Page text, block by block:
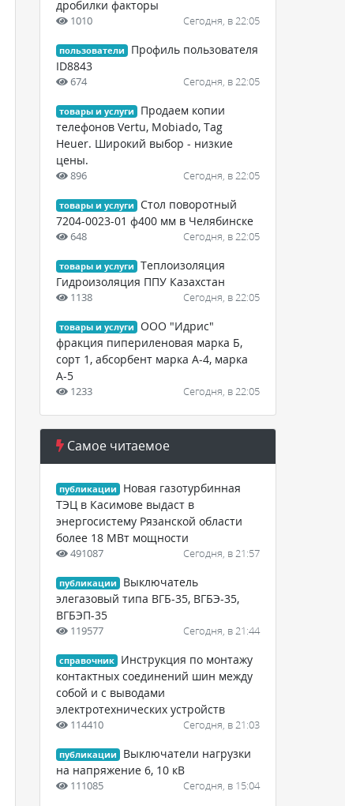
дробилки факторы
1010 Сегодня, в 22:05
пользователи
Профиль пользователя
ID8843
674 Сегодня, в 22:05
товары и услуги
Продаем копии
телефонов Vertu, Mobiado, Tag
Heuer. Широкий выбор - низкие
цены.
896 Сегодня, в 22:05
товары и услуги
Стол поворотный
7204-0023-01 ф400 мм в Челябинске
648 Сегодня, в 22:05
товары и услуги
Теплоизоляция
Гидроизоляция ППУ Казахстан
1138 Сегодня, в 22:05
товары и услуги
ООО "Идрис"
фракция пипериленовая марка Б,
сорт 1, абсорбент марка А-4, марка
А-5
1233 Сегодня, в 22:05
Самое читаемое
публикации
Новая газотурбинная
ТЭЦ в Касимове выдаст в
энергосистему Рязанской области
более 18 МВт мощности
491087 Сегодня, в 21:57
публикации
Выключатель
элегазовый типа ВГБ-35, ВГБЭ-35,
ВГБЭП-35
119577 Сегодня, в 21:44
справочник
Инструкция по монтажу
контактных соединений шин между
собой и с выводами
электротехнических устройств
114410 Сегодня, в 21:03
публикации
Выключатели нагрузки
на напряжение 6, 10 кВ
111085 Сегодня, в 15:04